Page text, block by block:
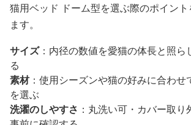
猫用ベッド ドーム型を選ぶ際のポイン
ます。
サイズ：内径の数値を愛猫の体長と照ら
る
素材：使用シーズンや猫の好みに合わせ
を選ぶ
洗濯のしやすさ ：丸洗い可・カバー取